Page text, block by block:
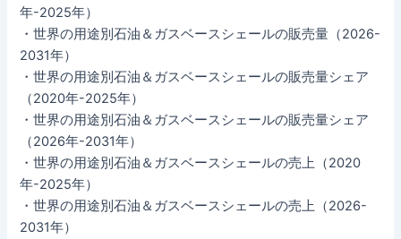
年-2025年）
・世界の用途別石油＆ガスベースシェールの販売量（2026-
2031年）
・世界の用途別石油＆ガスベースシェールの販売量シェア
（2020年-2025年）
・世界の用途別石油＆ガスベースシェールの販売量シェア
（2026年-2031年）
・世界の用途別石油＆ガスベースシェールの売上（2020
年-2025年）
・世界の用途別石油＆ガスベースシェールの売上（2026-
2031年）